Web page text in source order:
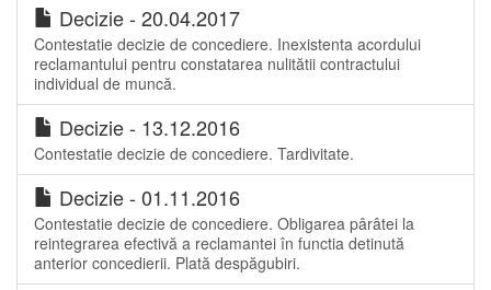
Decizie - 20.04.2017
Contestatie decizie de concediere. Inexistenta acordului
reclamantului pentru constatarea nulitătii contractului
individual de muncă.
Decizie - 13.12.2016
Contestatie decizie de concediere. Tardivitate.
Decizie - 01.11.2016
Contestatie decizie de concediere. Obligarea pârâtei la
reintegrarea efectivă a reclamantei în functia detinută
anterior concedierii. Plată despăgubiri.